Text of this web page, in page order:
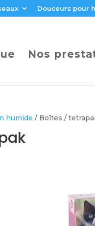
Douceurs pour
Nos
humide / Boîtes /